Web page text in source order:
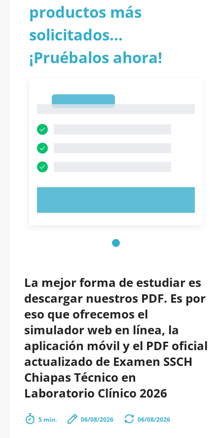
productos más
solicitados...
¡Pruébalos ahora!
La mejor forma de estudiar es
descargar nuestros PDF. Es por
eso que ofrecemos el
simulador web en línea, la
aplicación móvil y el PDF oficial
actualizado de Examen SSCH
Chiapas Técnico en
Laboratorio Clínico 2026
5 min. 06/08/2026 06/08/2026